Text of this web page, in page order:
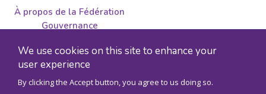
We use cookies on this site to enhance your
user experience
By clicking the Accept button, you agree to us doing so.
À propos de la Fédération
Gouvernance
Emplois et propositions